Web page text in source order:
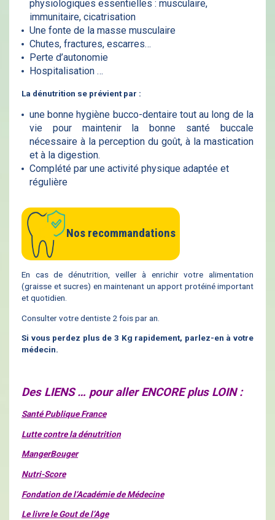
physiologiques essentielles : musculaire,
immunitaire, cicatrisation
Une fonte de la masse musculaire
Chutes, fractures, escarres…
Perte d’autonomie
Hospitalisation …
La dénutrition se prévient par :
une bonne hygiène bucco-dentaire tout au long de la
vie pour maintenir la bonne santé buccale
nécessaire à la perception du goût, à la mastication
et à la digestion.
Complété par une activité physique adaptée et
régulière
Nos recommandations
En cas de dénutrition, veiller à enrichir votre alimentation
(graisse et sucres) en maintenant un apport protéiné important
et quotidien.
Consulter votre dentiste 2 fois par an.
Si vous perdez plus de 3 Kg rapidement, parlez-en à votre
médecin.
Des LIENS … pour aller ENCORE plus LOIN :
Santé Publique France
Lutte contre la dénutrition
MangerBouger
Nutri-Score
Fondation de l’Académie de Médecine
Le livre le Gout de l’Age